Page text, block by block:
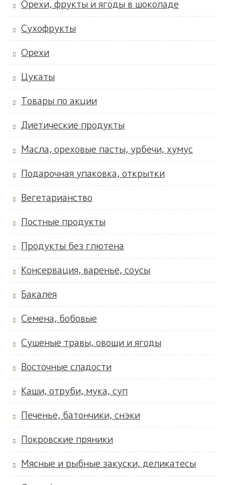
Орехи, фрукты и ягоды в шоколаде
Сухофрукты
Орехи
Цукаты
Товары по акции
Диетические продукты
Масла, ореховые пасты, урбечи, хумус
Подарочная упаковка, открытки
Вегетарианство
Постные продукты
Продукты без глютена
Консервация, варенье, соусы
Бакалея
Семена, бобовые
Сушеные травы, овощи и ягоды
Восточные сладости
Каши, отруби, мука, суп
Печенье, батончики, снэки
Покровские пряники
Мясные и рыбные закуски, деликатесы